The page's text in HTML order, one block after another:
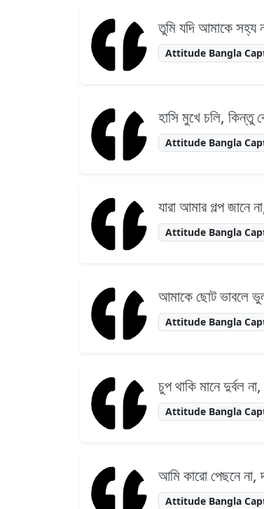
তুমি যদি আমাকে সহ্য
Attitude Bangla
হাসি মুখে চলি, কিন্তু
Attitude Bangla
যারা আমার গল্প জানে
Attitude Bangla
আমাকে ছোট ভাবলে
Attitude Bangla
চুপ থাকি মানে দুর্বল
Attitude Bangla
আমি কারো পেছনে না,
Attitude Bangla